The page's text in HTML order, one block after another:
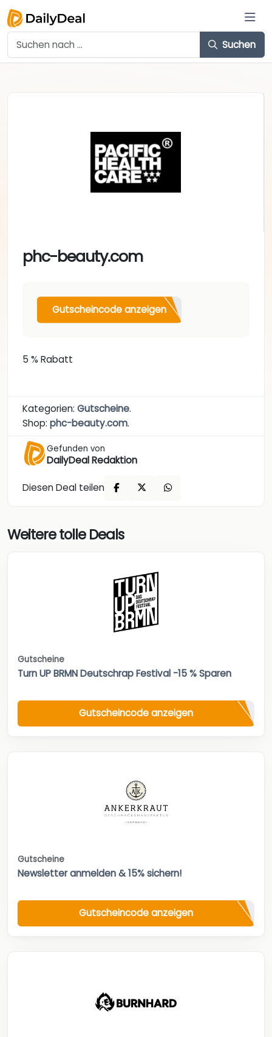
Suchen
phc-beauty.com
Gutscheincode anzeigen
5 % Rabatt
Kategorien: Gutscheine.
Shop: phc-beauty.com.
Gefunden von
DailyDeal Redaktion
Diesen Deal teilen
Weitere tolle Deals
Gutscheine
Turn UP BRMN Deutschrap Festival -15 % Sparen
Gutscheincode anzeigen
Gutscheine
Newsletter anmelden & 15% sichern!
Gutscheincode anzeigen